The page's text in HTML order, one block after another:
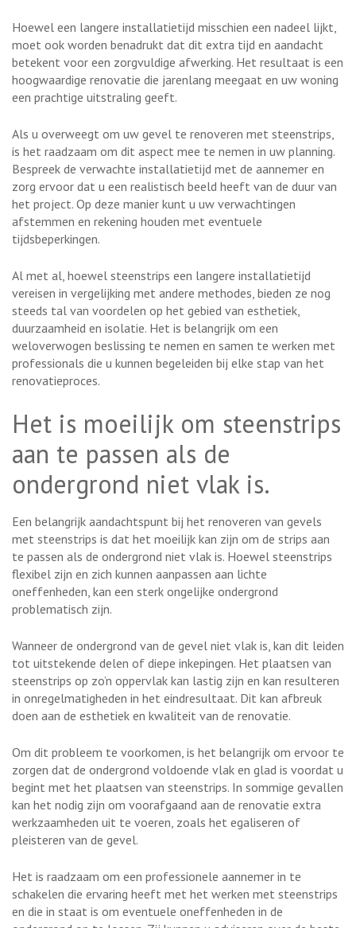
Hoewel een langere installatietijd misschien een nadeel lijkt,
moet ook worden benadrukt dat dit extra tijd en aandacht
betekent voor een zorgvuldige afwerking. Het resultaat is een
hoogwaardige renovatie die jarenlang meegaat en uw woning
een prachtige uitstraling geeft.
Als u overweegt om uw gevel te renoveren met steenstrips,
is het raadzaam om dit aspect mee te nemen in uw planning.
Bespreek de verwachte installatietijd met de aannemer en
zorg ervoor dat u een realistisch beeld heeft van de duur van
het project. Op deze manier kunt u uw verwachtingen
afstemmen en rekening houden met eventuele
tijdsbeperkingen.
Al met al, hoewel steenstrips een langere installatietijd
vereisen in vergelijking met andere methodes, bieden ze nog
steeds tal van voordelen op het gebied van esthetiek,
duurzaamheid en isolatie. Het is belangrijk om een
weloverwogen beslissing te nemen en samen te werken met
professionals die u kunnen begeleiden bij elke stap van het
renovatieproces.
Het is moeilijk om steenstrips
aan te passen als de
ondergrond niet vlak is.
Een belangrijk aandachtspunt bij het renoveren van gevels
met steenstrips is dat het moeilijk kan zijn om de strips aan
te passen als de ondergrond niet vlak is. Hoewel steenstrips
flexibel zijn en zich kunnen aanpassen aan lichte
oneffenheden, kan een sterk ongelijke ondergrond
problematisch zijn.
Wanneer de ondergrond van de gevel niet vlak is, kan dit leiden
tot uitstekende delen of diepe inkepingen. Het plaatsen van
steenstrips op zo’n oppervlak kan lastig zijn en kan resulteren
in onregelmatigheden in het eindresultaat. Dit kan afbreuk
doen aan de esthetiek en kwaliteit van de renovatie.
Om dit probleem te voorkomen, is het belangrijk om ervoor te
zorgen dat de ondergrond voldoende vlak en glad is voordat u
begint met het plaatsen van steenstrips. In sommige gevallen
kan het nodig zijn om voorafgaand aan de renovatie extra
werkzaamheden uit te voeren, zoals het egaliseren of
pleisteren van de gevel.
Het is raadzaam om een professionele aannemer in te
schakelen die ervaring heeft met het werken met steenstrips
en die in staat is om eventuele oneffenheden in de